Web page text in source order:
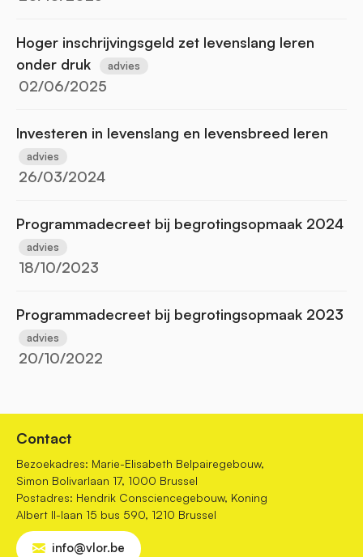
Hoger inschrijvingsgeld zet levenslang leren
onder druk
advies
02/06/2025
Investeren in levenslang en levensbreed leren
advies
26/03/2024
Programmadecreet bij begrotingsopmaak 2024
advies
18/10/2023
Programmadecreet bij begrotingsopmaak 2023
advies
20/10/2022
Contact
Bezoekadres: Marie-Elisabeth Belpairegebouw,
Simon Bolivarlaan 17, 1000 Brussel
Postadres: Hendrik Consciencegebouw, Koning
Albert II-laan 15 bus 590, 1210 Brussel
info@vlor.be